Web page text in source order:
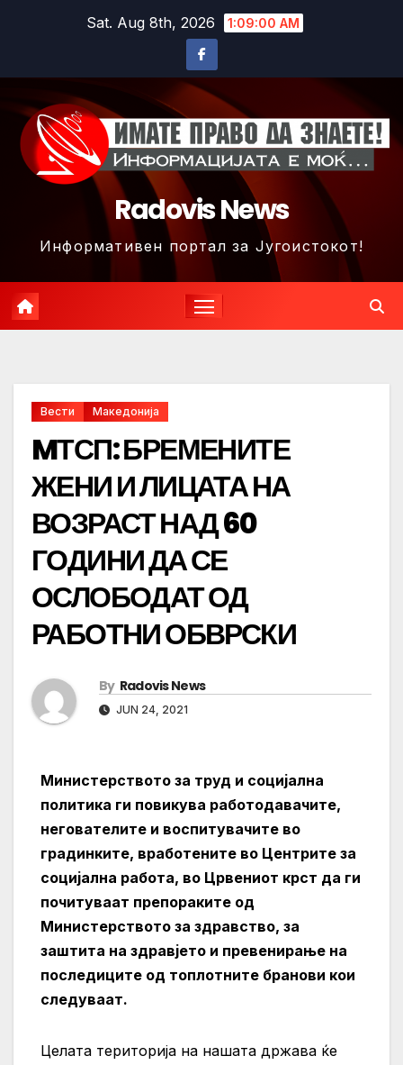
Sat. Aug 8th, 2026 1:09:02 AM
Radovis News
Информативен портал за Југоистокот!
Вести Македонија
MТСП: БРЕМЕНИТЕ
ЖЕНИ И ЛИЦАТА НА
ВОЗРАСТ НАД 60
ГОДИНИ ДА СЕ
ОСЛОБОДАТ ОД
РАБОТНИ ОБВРСКИ
By Radovis News
JUN 24, 2021
Министерството за труд и социјална
политика ги повикува работодавачите,
негователите и воспитувачите во
градинките, вработените во Центрите за
социјална работа, во Црвениот крст да ги
почитуваат препораките од
Министерството за здравство, за
заштита на здравјето и превенирање на
последиците од топлотните бранови кои
следуваат.
Целата територија на нашата држава ќе